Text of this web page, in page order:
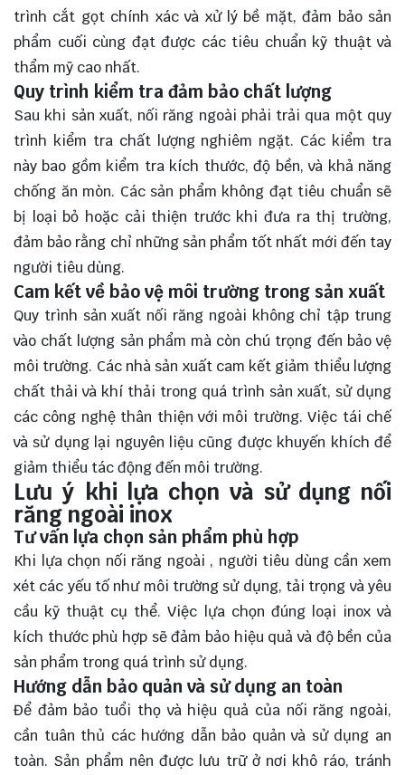
trình cắt gọt chính xác và xử lý bề mặt, đảm bảo sản
phẩm cuối cùng đạt được các tiêu chuẩn kỹ thuật và
thẩm mỹ cao nhất.
Quy trình kiểm tra đảm bảo chất lượng
Sau khi sản xuất, nối răng ngoài phải trải qua một quy
trình kiểm tra chất lượng nghiêm ngặt. Các kiểm tra
này bao gồm kiểm tra kích thước, độ bền, và khả năng
chống ăn mòn. Các sản phẩm không đạt tiêu chuẩn sẽ
bị loại bỏ hoặc cải thiện trước khi đưa ra thị trường,
đảm bảo rằng chỉ những sản phẩm tốt nhất mới đến tay
người tiêu dùng.
Cam kết về bảo vệ môi trường trong sản xuất
Quy trình sản xuất nối răng ngoài không chỉ tập trung
vào chất lượng sản phẩm mà còn chú trọng đến bảo vệ
môi trường. Các nhà sản xuất cam kết giảm thiểu lượng
chất thải và khí thải trong quá trình sản xuất, sử dụng
các công nghệ thân thiện với môi trường. Việc tái chế
và sử dụng lại nguyên liệu cũng được khuyến khích để
giảm thiểu tác động đến môi trường.
Lưu ý khi lựa chọn và sử dụng nối
răng ngoài inox
Tư vấn lựa chọn sản phẩm phù hợp
Khi lựa chọn nối răng ngoài , người tiêu dùng cần xem
xét các yếu tố như môi trường sử dụng, tải trọng và yêu
cầu kỹ thuật cụ thể. Việc lựa chọn đúng loại inox và
kích thước phù hợp sẽ đảm bảo hiệu quả và độ bền của
sản phẩm trong quá trình sử dụng.
Hướng dẫn bảo quản và sử dụng an toàn
Để đảm bảo tuổi thọ và hiệu quả của nối răng ngoài,
cần tuân thủ các hướng dẫn bảo quản và sử dụng an
toàn. Sản phẩm nên được lưu trữ ở nơi khô ráo, tránh